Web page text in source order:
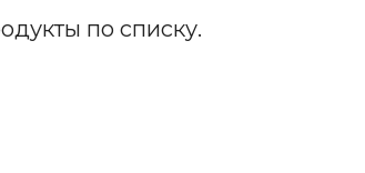
по списку.